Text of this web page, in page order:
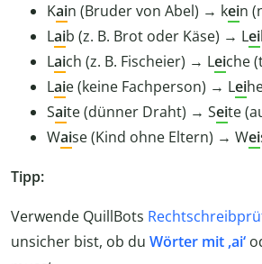
Kain (Bruder von Abel) → kein
Laib (z. B. Brot oder Käse) → Lei
Laich (z. B. Fischeier) → Leiche
Laie (keine Fachperson) → Lei
Saite (dünner Draht) → Seite
Waise (Kind ohne Eltern) → Wei
Tipp:
Verwende QuillBots
unsicher bist, ob du Wörter mit ,ai‘